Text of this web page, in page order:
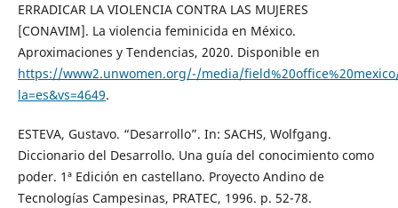
ERRADICAR LA VIOLENCIA CONTRA LAS MUJERES
[CONAVIM]. La violencia feminicida en México.
Aproximaciones y Tendencias, 2020. Disponible en
https://www2.unwomen.org/-/media/
la=es&vs=4649.
ESTEVA, Gustavo. “Desarrollo”. In: SACHS, Wolfgang.
Diccionario del Desarrollo. Una guía del conocimiento como
poder. 1ª Edición en castellano. Proyecto Andino de
Tecnologías Campesinas, PRATEC, 1996. p. 52-78.